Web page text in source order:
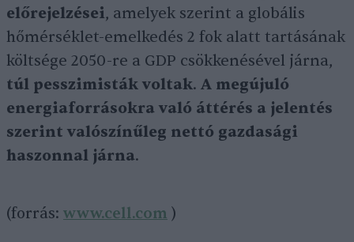
előrejelzései, amelyek szerint a globális
hőmérséklet-emelkedés 2 fok alatt tartásának
költsége 2050-re a GDP csökkenésével járna,
túl pesszimisták voltak. A megújuló
energiaforrásokra való áttérés a jelentés
szerint valószínűleg nettó gazdasági
haszonnal járna.
(forrás: www.cell.com )